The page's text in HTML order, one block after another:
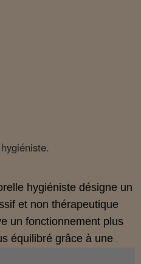
hygiéniste désigne un
et non thérapeutique
un fonctionnement plus
équilibré grâce à une